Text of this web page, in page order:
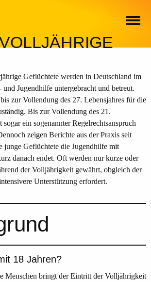
Geflüchtete werden in Deutschland im
Jugendhilfe untergebracht und betreut.
zur Vollendung des 27. Lebensjahres für die
Bis zur Vollendung des 21.
sogar ein sogenannter Regelrechtsanspruch
zeigen Berichte aus der Praxis seit
junge Geflüchtete die Jugendhilfe mit
danach endet. Oft werden nur kurze oder
der Volljährigkeit gewährt, obgleich der
Unterstützung erfordert.
18 Jahren?
Menschen bringt der Eintritt der Volljährigkeit